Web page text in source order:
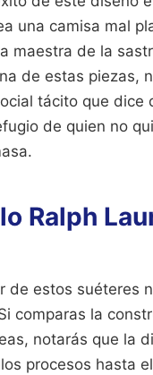
una camisa mal
maestra de la
de estas piezas,
tácito que dice
de quien no
Ralph
de estos suéteres
comparas la
notarás que la
procesos hasta